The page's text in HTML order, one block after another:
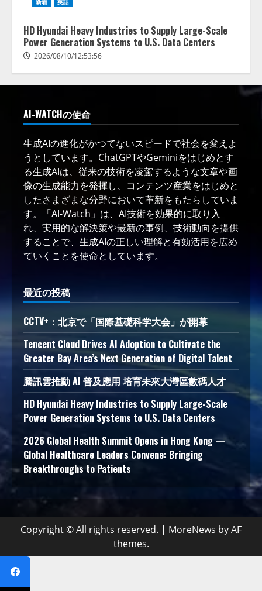
新着 英語
HD Hyundai Heavy Industries to Supply Large-Scale
Power Generation Systems to U.S. Data Centers
2026/08/10/12:53:56
AI-WATCHの使命
生成AIの進化がかつてないスピードで社会を変えよ
うとしています。ChatGPTやGeminiをはじめとす
る生成AIは、従来の技術を凌駕するような文章や画
像の生成能力を発揮し、コンテンツ産業をはじめと
したさまざまな分野において革新をもたらしていま
す。「AI-Watch」は、AI技術を効果的に取り入
れ、実用的な解決策や最新の事例、技術動向を提供
することで、生成AIの正しい理解と有効活用を広め
ていくことを使命としています。
最近の投稿
CCTV+：北京で「国際基礎科学大会」が開幕
Tencent Cloud Drives AI Adoption to Cultivate the
Greater Bay Area’s Next Generation of Digital Talent
騰訊雲推動 AI 普及應用 培育未來大灣區數碼人才
HD Hyundai Heavy Industries to Supply Large-Scale
Power Generation Systems to U.S. Data Centers
2026 Global Health Summit Opens in Hong Kong —
Global Healthcare Leaders Convene: Bringing
Breakthroughs to Patients
Copyright © All rights reserved. | MoreNews by AF
themes.